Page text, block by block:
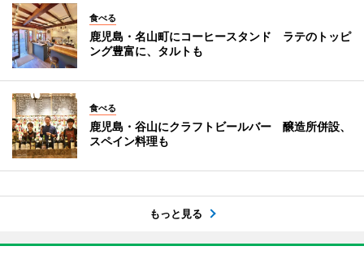
食べる
鹿児島・名山町にコーヒースタンド ラテのトッピ
ング豊富に、タルトも
食べる
鹿児島・谷山にクラフトビールバー 醸造所併設、
スペイン料理も
もっと見る